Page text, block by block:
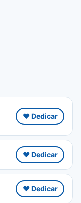
❤️ Dedicar
❤️ Dedicar
❤️ Dedicar